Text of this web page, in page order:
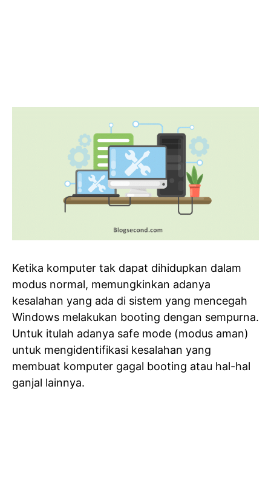
Ketika komputer tak dapat dihidupkan dalam
modus normal, memungkinkan adanya
kesalahan yang ada di sistem yang mencegah
Windows melakukan booting dengan sempurna.
Untuk itulah adanya safe mode (modus aman)
untuk mengidentifikasi kesalahan yang
membuat komputer gagal booting atau hal-hal
ganjal lainnya.